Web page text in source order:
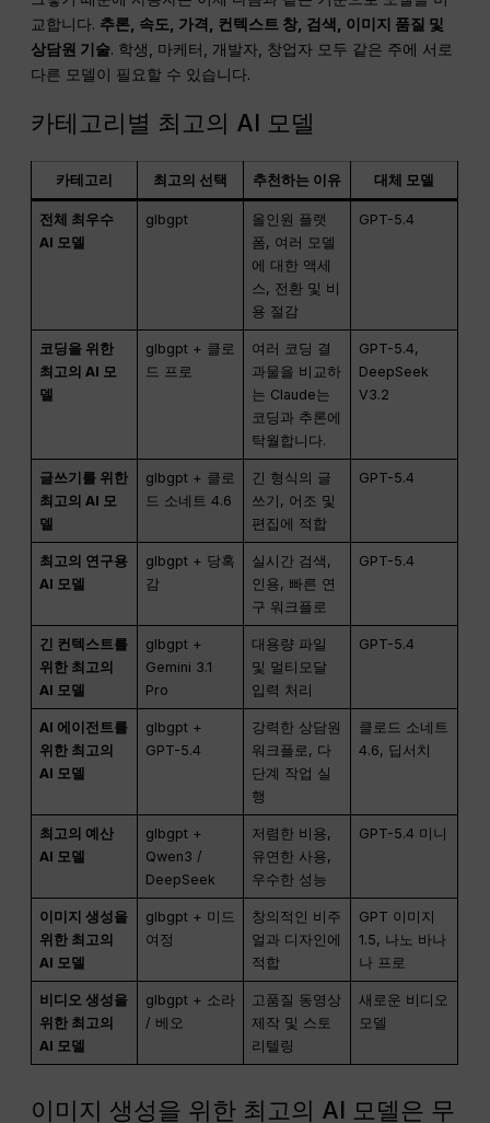
교합니다. 추론, 속도, 가격, 컨텍스트 창, 검색, 이미지 품질 및
상담원 기술. 학생, 마케터, 개발자, 창업자 모두 같은 주에 서로
다른 모델이 필요할 수 있습니다.
카테고리별 최고의 AI 모델
카테고리 최고의 선택 추천하는 이유 대체 모델
전체 최우수
AI 모델
glbgpt
올인원 플랫
폼, 여러 모델
에 대한 액세
스, 전환 및 비
용 절감
GPT-5.4
코딩을 위한
최고의 AI 모
델
glbgpt + 클로
드 프로
여러 코딩 결
과물을 비교하
는 Claude는
코딩과 추론에
탁월합니다.
GPT-5.4,
DeepSeek
V3.2
글쓰기를 위한
최고의 AI 모
델
glbgpt + 클로
드 소네트 4.6
긴 형식의 글
쓰기, 어조 및
편집에 적합
GPT-5.4
최고의 연구용
AI 모델
glbgpt + 당혹
감
실시간 검색,
인용, 빠른 연
구 워크플로
GPT-5.4
긴 컨텍스트를
위한 최고의
AI 모델
glbgpt +
Gemini 3.1
Pro
대용량 파일
및 멀티모달
입력 처리
GPT-5.4
AI 에이전트를
위한 최고의
AI 모델
glbgpt +
GPT-5.4
강력한 상담원
워크플로, 다
단계 작업 실
행
클로드 소네트
4.6, 딥서치
최고의 예산
AI 모델
glbgpt +
Qwen3 /
DeepSeek
저렴한 비용,
유연한 사용,
우수한 성능
GPT-5.4 미니
이미지 생성을
위한 최고의
AI 모델
glbgpt + 미드
여정
창의적인 비주
얼과 디자인에
적합
GPT 이미지
1.5, 나노 바나
나 프로
비디오 생성을
위한 최고의
AI 모델
glbgpt + 소라
/ 베오
고품질 동영상
제작 및 스토
리텔링
새로운 비디오
모델
이미지 생성을 위한 최고의 AI 모델은 무